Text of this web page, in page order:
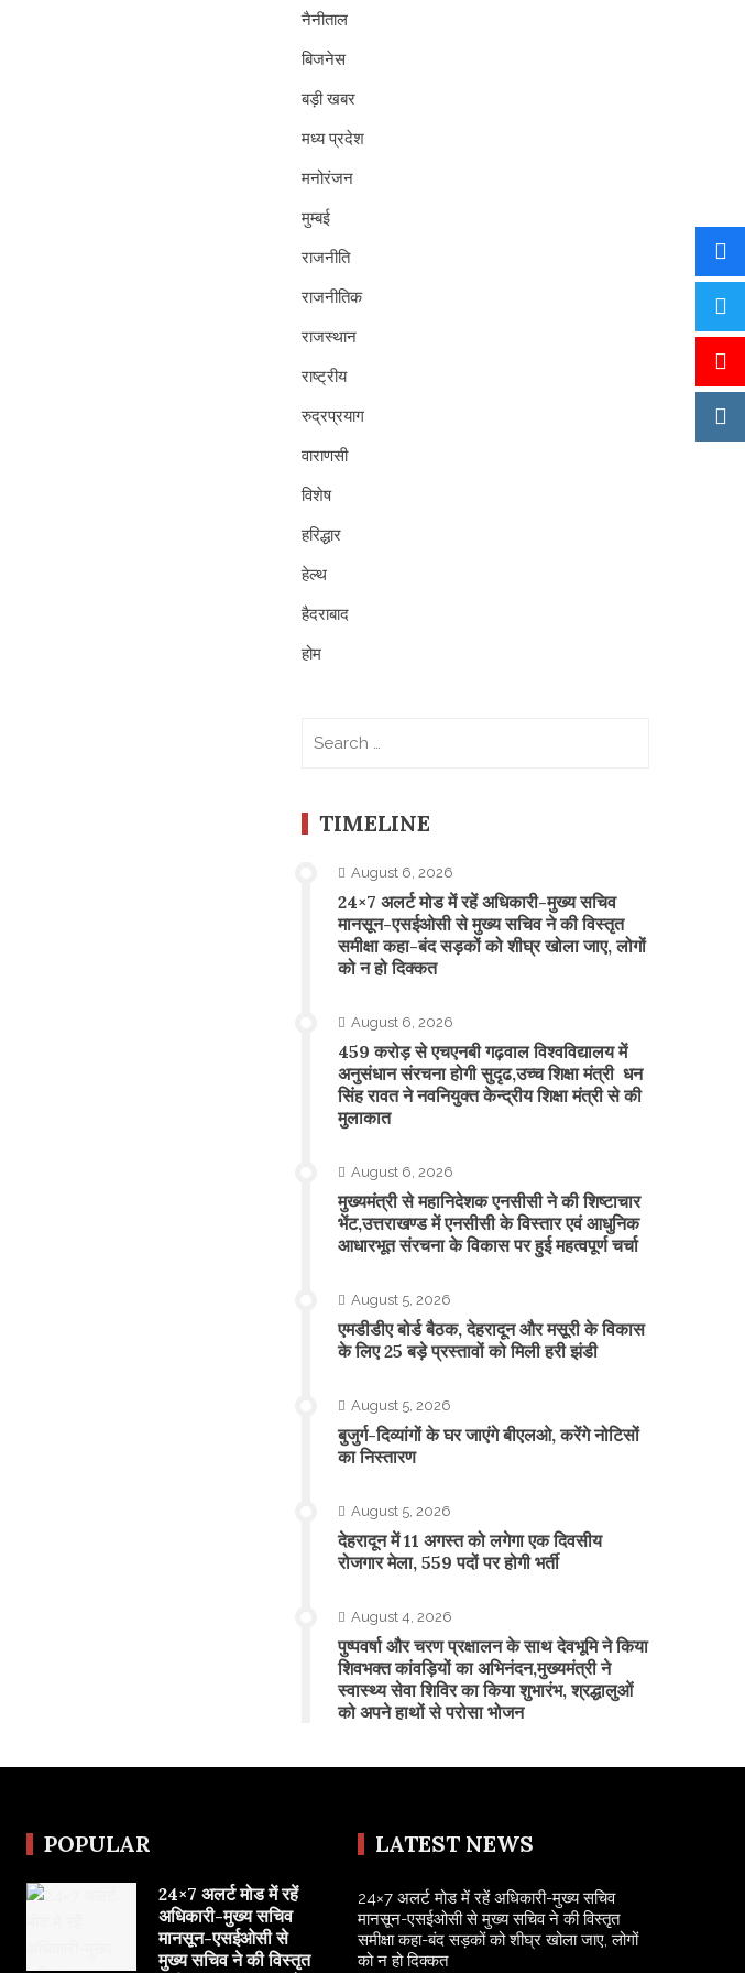
नैनीताल
बिजनेस
बड़ी खबर
मध्य प्रदेश
मनोरंजन
मुम्बई
राजनीति
राजनीतिक
राजस्थान
राष्ट्रीय
रुद्रप्रयाग
वाराणसी
विशेष
हरिद्धार
हेल्थ
हैदराबाद
होम
TIMELINE
August 6, 2026
24×7 अलर्ट मोड में रहें अधिकारी-मुख्य सचिव
मानसून-एसईओसी से मुख्य सचिव ने की विस्तृत
समीक्षा कहा-बंद सड़कों को शीघ्र खोला जाए, लोगों
को न हो दिक्कत
August 6, 2026
459 करोड़ से एचएनबी गढ़वाल विश्वविद्यालय में
अनुसंधान संरचना होगी सुदृढ,उच्च शिक्षा मंत्री धन
सिंह रावत ने नवनियुक्त केन्द्रीय शिक्षा मंत्री से की
मुलाकात
August 6, 2026
मुख्यमंत्री से महानिदेशक एनसीसी ने की शिष्टाचार
भेंट,उत्तराखण्ड में एनसीसी के विस्तार एवं आधुनिक
आधारभूत संरचना के विकास पर हुई महत्वपूर्ण चर्चा
August 5, 2026
एमडीडीए बोर्ड बैठक, देहरादून और मसूरी के विकास
के लिए 25 बड़े प्रस्तावों को मिली हरी झंडी
August 5, 2026
बुजुर्ग-दिव्यांगों के घर जाएंगे बीएलओ, करेंगे नोटिसों
का निस्तारण
August 5, 2026
​देहरादून में 11 अगस्त को लगेगा एक दिवसीय
रोजगार मेला, 559 पदों पर होगी भर्ती
August 4, 2026
पुष्पवर्षा और चरण प्रक्षालन के साथ देवभूमि ने किया
शिवभक्त कांवड़ियों का अभिनंदन,मुख्यमंत्री ने
स्वास्थ्य सेवा शिविर का किया शुभारंभ, श्रद्धालुओं
को अपने हाथों से परोसा भोजन
POPULAR
24×7 अलर्ट मोड में रहें
अधिकारी-मुख्य सचिव
मानसून-एसईओसी से
मुख्य सचिव ने की विस्तृत
LATEST NEWS
24×7 अलर्ट मोड में रहें अधिकारी-मुख्य सचिव
मानसून-एसईओसी से मुख्य सचिव ने की विस्तृत
समीक्षा कहा-बंद सड़कों को शीघ्र खोला जाए, लोगों
को न हो दिक्कत